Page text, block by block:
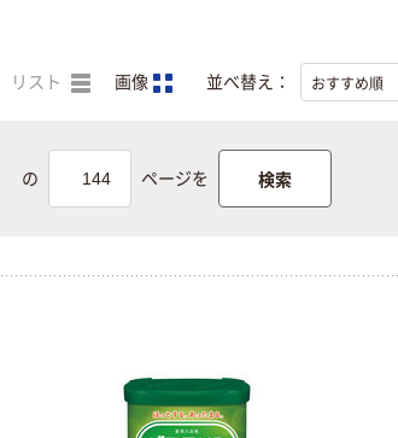
リスト 画像 並べ替え：
の ページを 検索